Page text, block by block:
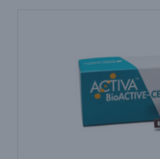
Und
CEMENT